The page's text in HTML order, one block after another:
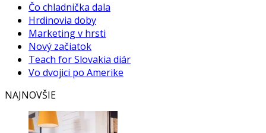
Čo chladnička dala
Hrdinovia doby
Marketing v hrsti
Nový začiatok
Teach for Slovakia diár
Vo dvojici po Amerike
NAJNOVŠIE